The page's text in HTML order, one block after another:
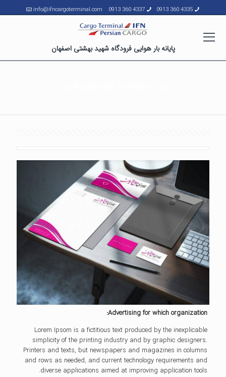
info@ifncargoterminal.com
پایانه بار هوایی فرودگاه شهید بهشتی اصفهان
Advertising for which organization:
Lorem Ipsom is a fictitious text produced by the inexplicable
simplicity of the printing industry and by graphic designers.
Printers and texts, but newspapers and magazines in columns
and rows as needed, and current technology requirements and
diverse applications aimed at improving application tools.